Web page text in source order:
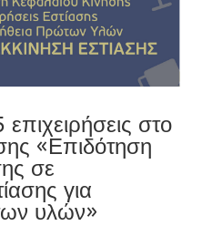
στο
«Επιδότηση
σε
για
υλών»